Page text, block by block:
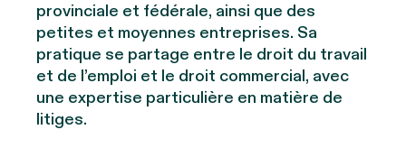
provinciale et fédérale, ainsi que des
petites et moyennes entreprises. Sa
pratique se partage entre le droit du travail
et de l’emploi et le droit commercial, avec
une expertise particulière en matière de
litiges.